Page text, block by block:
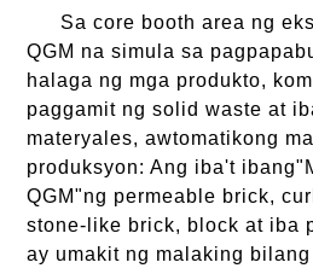
Sa core booth area ng
QGM na simula sa
halaga ng mga produkto,
paggamit ng solid waste at
materyales, awtomatikong
produksyon: Ang iba't
QGM"ng permeable brick,
stone-like brick, block at iba
ay umakit ng malaking